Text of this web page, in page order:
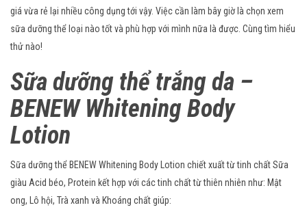
giá vừa rẻ lại nhiều công dụng tới vậy. Việc cần làm bây giờ là chọn xem
sữa dưỡng thể loại nào tốt và phù hợp với mình nữa là được. Cùng tìm hiểu
thử nào!
Sữa dưỡng thể trắng da –
BENEW Whitening Body
Lotion
Sữa dưỡng thể BENEW Whitening Body Lotion chiết xuất từ tinh chất Sữa
giàu Acid béo, Protein kết hợp với các tinh chất từ thiên nhiên như: Mật
ong, Lô hội, Trà xanh và Khoáng chất giúp: